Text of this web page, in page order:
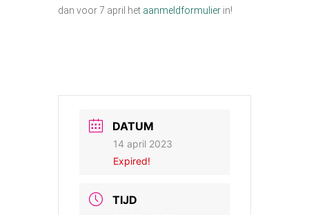
dan voor 7 april het aanmeldformulier in!
DATUM
14 april 2023
Expired!
TIJD